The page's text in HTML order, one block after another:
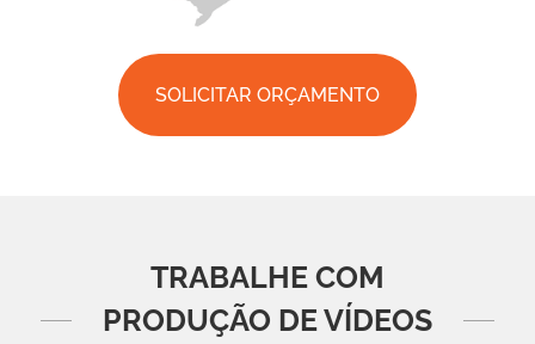
SOLICITAR ORÇAMENTO
TRABALHE COM
PRODUÇÃO DE VÍDEOS